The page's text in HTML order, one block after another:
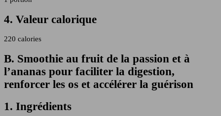
4. Valeur calorique
220 calories
B. Smoothie au fruit de la passion et à
l’ananas pour faciliter la digestion,
renforcer les os et accélérer la guérison
1. Ingrédients